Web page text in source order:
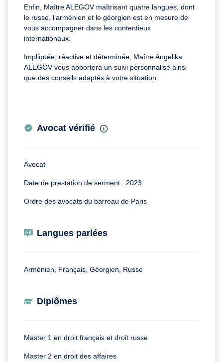
Enfin, Maître ALEGOV maîtrisant quatre langues, dont
le russe, l’arménien et le géorgien est en mesure de
vous accompagner dans les contentieux
internationaux.
Impliquée, réactive et déterminée, Maître Angelika
ALEGOV vous apportera un suivi personnalisé ainsi
que des conseils adaptés à votre situation.
Avocat vérifié
Avocat
Date de prestation de serment : 2023
Ordre des avocats du barreau de Paris
Langues parlées
Arménien, Français, Géorgien, Russe
Diplômes
Master 1 en droit français et droit russe
Master 2 en droit des affaires